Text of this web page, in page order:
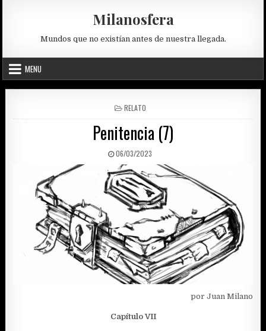
Milanosfera
Mundos que no existían antes de nuestra llegada.
MENU
POSTED
IN
RELATO
Penitencia (7)
PUBLISHED
DATE:
06/03/2023
por Juan Milano
Capítulo VII